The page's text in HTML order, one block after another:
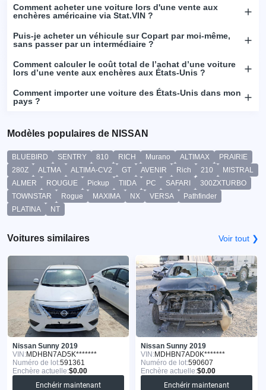
Comment acheter une voiture lors d'une vente aux
enchères américaine via Stat.VIN ?
Puis-je acheter un véhicule sur Copart par moi-même,
sans passer par un intermédiaire ?
Comment calculer le coût total de l’achat d’une voiture
lors d’une vente aux enchères aux États-Unis ?
Comment importer une voiture des États-Unis dans mon
pays ?
Modèles populaires de NISSAN
BLUEBIRD SENTRY 810 RICH Murano ALTIMAX
PRAIRIE
280Z
ALTMA ALTIMA-CV2 GT AVENIR Rich 210
MISTRAL
ALMER
ROUGUE Pickup TIIDA PC SAFARI
300ZXTURBO
TOWNSTAR
Rogue MAXIMA NX VERSA
Pathfinder
PLATINA
NT
Voitures similaires Voir tout ❯
Nissan Sunny 2019
VIN:MDHBN7AD5K*******
Numéro de lot:591361
Enchère actuelle:$0.00
Enchérir maintenant
Nissan Sunny 2019
VIN:MDHBN7AD0K*******
Numéro de lot:590607
Enchère actuelle:$0.00
Enchérir maintenant